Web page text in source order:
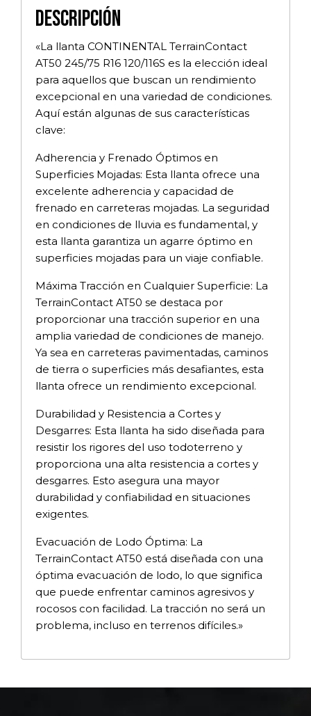
Descripción
«La llanta CONTINENTAL TerrainContact
AT50 245/75 R16 120/116S es la elección ideal
para aquellos que buscan un rendimiento
excepcional en una variedad de condiciones.
Aquí están algunas de sus características
clave:
Adherencia y Frenado Óptimos en
Superficies Mojadas: Esta llanta ofrece una
excelente adherencia y capacidad de
frenado en carreteras mojadas. La seguridad
en condiciones de lluvia es fundamental, y
esta llanta garantiza un agarre óptimo en
superficies mojadas para un viaje confiable.
Máxima Tracción en Cualquier Superficie: La
TerrainContact AT50 se destaca por
proporcionar una tracción superior en una
amplia variedad de condiciones de manejo.
Ya sea en carreteras pavimentadas, caminos
de tierra o superficies más desafiantes, esta
llanta ofrece un rendimiento excepcional.
Durabilidad y Resistencia a Cortes y
Desgarres: Esta llanta ha sido diseñada para
resistir los rigores del uso todoterreno y
proporciona una alta resistencia a cortes y
desgarres. Esto asegura una mayor
durabilidad y confiabilidad en situaciones
exigentes.
Evacuación de Lodo Óptima: La
TerrainContact AT50 está diseñada con una
óptima evacuación de lodo, lo que significa
que puede enfrentar caminos agresivos y
rocosos con facilidad. La tracción no será un
problema, incluso en terrenos difíciles.»